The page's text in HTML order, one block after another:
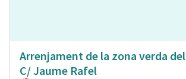
Arrenjament de la zona verda del
C/ Jaume Rafel